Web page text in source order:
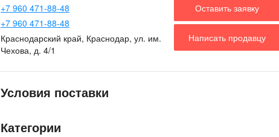
+7 960 471-88-48
+7 960 471-88-48
Краснодарский край, Краснодар, ул. им.
Чехова, д. 4/1
Оставить заявку
Написать продавцу
Условия поставки
Категории